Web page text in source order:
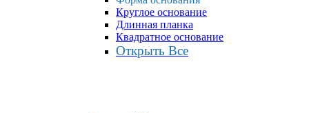
Круглое основание
Длинная планка
Квадратное основание
Открыть Все